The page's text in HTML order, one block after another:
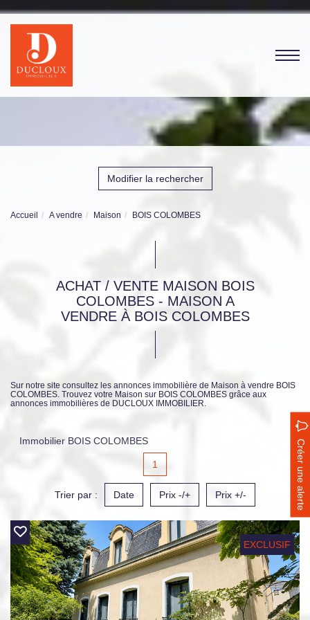
Modifier la rechercher
Accueil A vendre Maison BOIS COLOMBES
ACHAT / VENTE MAISON BOIS
COLOMBES - MAISON A
VENDRE À BOIS COLOMBES
Sur notre site consultez les annonces immobilière de Maison à vendre BOIS
COLOMBES. Trouvez votre Maison sur BOIS COLOMBES grâce aux
annonces immobilières de DUCLOUX IMMOBILIER.
Immobilier BOIS COLOMBES Créer une alerte
1
Trier par : Date Prix -/+ Prix +/-
EXCLUSIF